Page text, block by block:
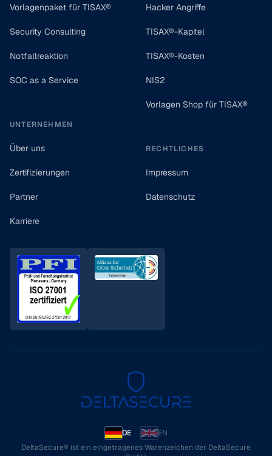
Vorlagenpaket für TISAX®
Security Consulting
Notfallreaktion
SOC as a Service
UNTERNEHMEN
Über uns
Zertifizierungen
Partner
Karriere
Hacker Angriffe
TISAX®-Kapitel
TISAX®-Kosten
NIS2
Vorlagen Shop für TISAX®
RECHTLICHES
Impressum
Datenschutz
DE
EN
DeltaSecure® ist ein eingetragenes Warenzeichen der DeltaSecure